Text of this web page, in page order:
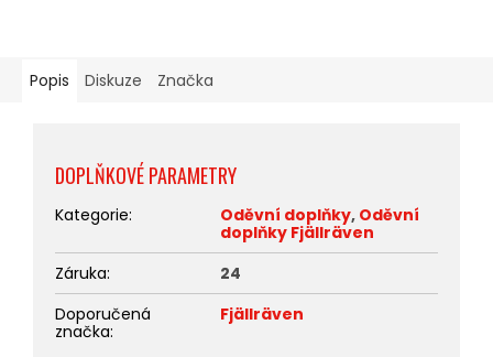
Popis Diskuze Značka
DOPLŇKOVÉ PARAMETRY
Kategorie: Oděvní doplňky, Oděvní
doplňky Fjällräven
Záruka:
24
Doporučená
značka:
Fjällräven